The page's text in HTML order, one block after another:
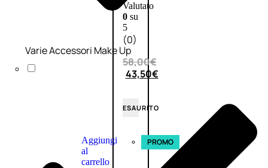
Valutato
0su
5
(0)
58,00€
43,50€
ESAURITO
Aggiungi
al
carrello
PROMO
Varie Accessori Make Up